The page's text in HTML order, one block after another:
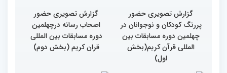
بخش برادران مسابقات
بین‌المللی قرآن کریم
پررنگ کودکان و نوجوانان در
چهلمین دوره مسابقات بین
المللی قرآن کریم(بخش
دوم)